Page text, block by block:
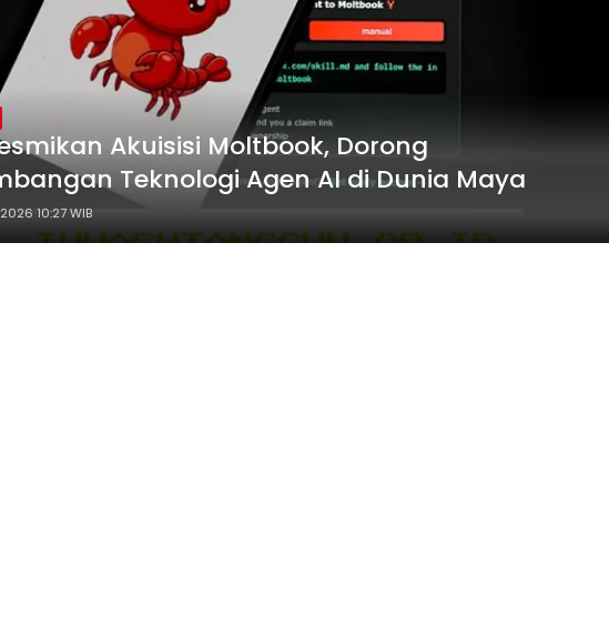
Akuisisi Moltbook, Dorong
Teknologi Agen AI di Dunia Maya
Kamis, 12 Mar 2026 10:27 WIB